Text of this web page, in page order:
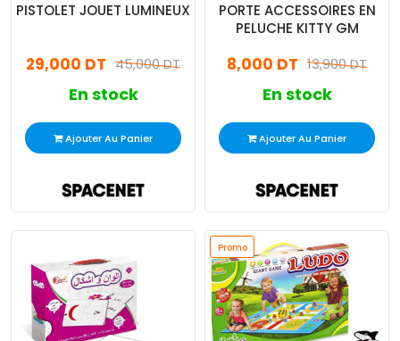
PISTOLET JOUET LUMINEUX
45,000 DT
29,000 DT
En stock
Ajouter Au Panier
PORTE ACCESSOIRES EN
PELUCHE KITTY GM
13,900 DT
8,000 DT
En stock
Ajouter Au Panier
Promo